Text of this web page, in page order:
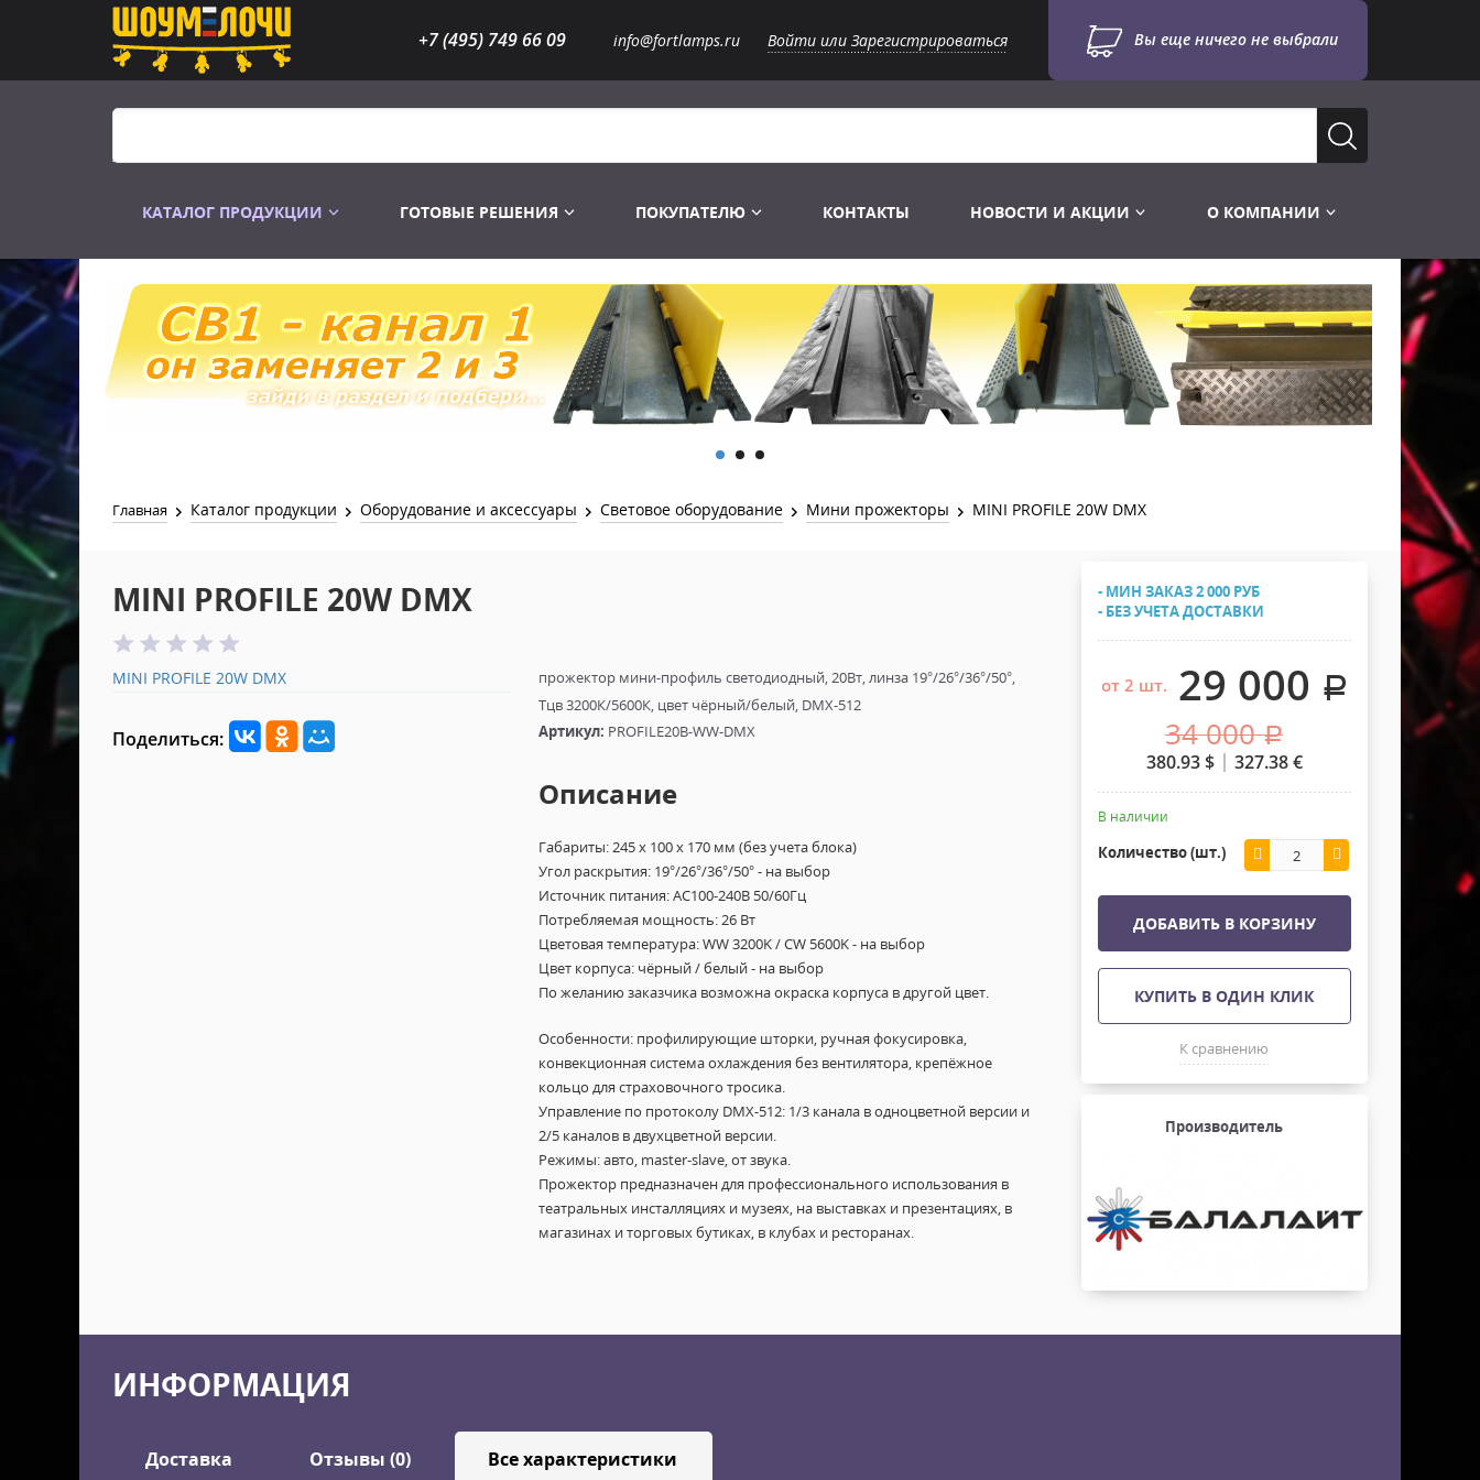
+7 (495) 749 66 09 info@fortlamps.ru Войти или Зарегистрироваться Вы еще ничего не выбрали
КАТАЛОГ ПРОДУКЦИИ
Распродажа
Лампы Винтаж Ретро Декор
Лампы галогенные 6-120 V
Лампы студийные 110-240 V
Лампы-фары PAR
Лампы для бассейна
Лампы газоразрядные
Лампы UV TUV HNS
Лампы видеопроекторные
Пускорегулирующая аппаратура
Распродажа
Перчатки
Сумки и подсумки
Инструменты
Готовые комплекты
Конструктор МИКРОСЦЕНА
Распродажа
Световое оборудование
Аксессуары для света
Лебёдки и Аксессуары
Фермы Штативы Стойки
Хомуты Кронштейны Страховка
Защитные чехлы и Кейсы
Распродажа
2х канальные модули
6и канальные модули
Лежачий полицейский ИДН
ГОТОВЫЕ РЕШЕНИЯ ПОКУПАТЕЛЮ КОНТАКТЫ НОВОСТИ И АКЦИИ О КОМПАНИИ
Главная Каталог продукции Оборудование и аксессуары Световое оборудование Мини прожекторы MINI PROFILE 20W DMX
MINI PROFILE 20W DMX
MINI PROFILE 20W DMX
Поделиться:
прожектор мини-профиль светодиодный, 20Вт, линза 19°/26°/36°/50°,
Тцв 3200К/5600К, цвет чёрный/белый, DMX-512
Артикул: PROFILE20B-WW-DMX
Описание
Габариты: 245 x 100 x 170 мм (без учета блока)
Угол раскрытия: 19°/26°/36°/50° - на выбор
Источник питания: АС100-240В 50/60Гц
Потребляемая мощность: 26 Вт
Цветовая температура: WW 3200K / CW 5600K - на выбор
Цвет корпуса: чёрный / белый - на выбор
По желанию заказчика возможна окраска корпуса в другой цвет.
Особенности: профилирующие шторки, ручная фокусировка,
конвекционная система охлаждения без вентилятора, крепёжное
кольцо для страховочного тросика.
Управление по протоколу DMX-512: 1/3 канала в одноцветной версии и
2/5 каналов в двухцветной версии.
Режимы: авто, master-slave, от звука.
Прожектор предназначен для профессионального использования в
театральных инсталляциях и музеях, на выставках и презентациях, в
магазинах и торговых бутиках, в клубах и ресторанах.
- МИН ЗАКАЗ 2 000 РУБ
- БЕЗ УЧЕТА ДОСТАВКИ
от 2 шт. 29 000 .
34 000 .
380.93$ 327.38€
В наличии
Количество (шт.)
ДОБАВИТЬ В КОРЗИНУ
КУПИТЬ В ОДИН КЛИК
К сравнению
Производитель
ИНФОРМАЦИЯ
Доставка Отзывы (0) Все характеристики